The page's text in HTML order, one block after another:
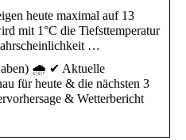
heute maximal auf 13
mit 1°C die Tiefsttemperatur
…
🌧️ ✔ Aktuelle
für heute & die nächsten 3
& Wetterbericht